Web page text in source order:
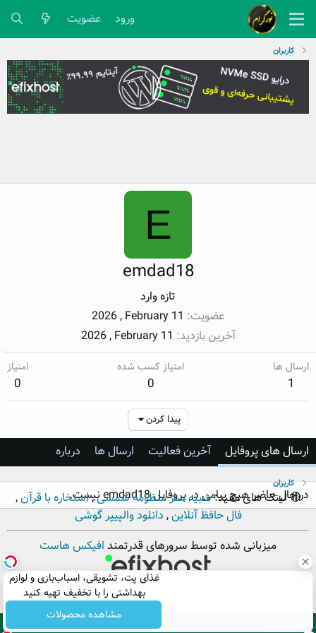
ورود عضویت
کاربران
غذای پت، تشویقی، اسباب‌بازی و لوازم
بهداشتی را با تخفیف تهیه کنید
مشاهده محصولات
E
emdad18
تازه وارد
عضویت 2026 , February 11
آخرین بازدید 2026 , February 11
ارسال ها
1
امتیاز کسب شده
0
امتیاز
0
پیدا کردن
ارسال های پروفایل آخرین فعالیت ارسال ها درباره
در حال حاضر هیچ پیامی در پروفایل emdad18 نیست.
کاربران
🔴 لینک های مفید:شبیه ساز منظومه شمسی,استخاره با قرآن,
فال حافظ آنلاین, دانلود والپیپر گوشی
میزبانی شده توسط سرورهای قدرتمند افیکس هاست